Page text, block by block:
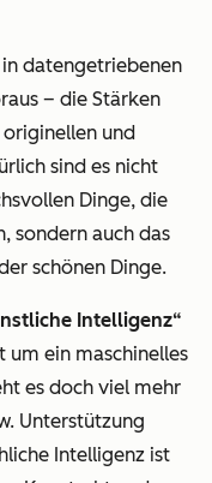
in datengetriebenen
– die Stärken
und
sind es nicht
Dinge, die
sondern auch das
schönen Dinge.
Intelligenz“
ein maschinelles
es doch viel mehr
Unterstützung
Intelligenz ist